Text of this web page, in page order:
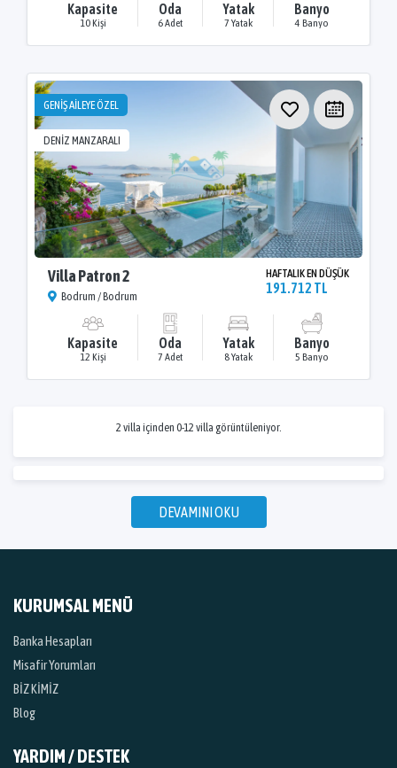
Kapasite
10 Kişi
Oda
6 Adet
Yatak
7 Yatak
Banyo
4 Banyo
GENİŞ AİLEYE ÖZEL
DENİZ MANZARALI
Villa Patron 2
Bodrum / Bodrum
HAFTALIK EN DÜŞÜK
191.712 TL
Kapasite
12 Kişi
Oda
7 Adet
Yatak
8 Yatak
Banyo
5 Banyo
2 villa içinden 0-12 villa görüntüleniyor.
DEVAMINI OKU
KURUMSAL MENÜ
Banka Hesapları
Misafir Yorumları
BİZ KİMİZ
Blog
YARDIM / DESTEK